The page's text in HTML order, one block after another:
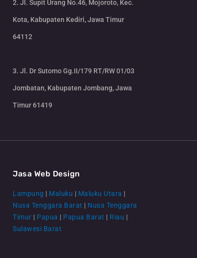
2. Jl. Supit Urang No.46, Mojoroto, Kec.
Kota, Kabupaten Kediri, Jawa Timur
64112
3. Jl. Dr Sutomo Gg.II/179 RT/RW 01/03
Jombatan, Kabupaten Jombang, Jawa
Timur 61419
Jasa Web Design
Lampung | Maluku | Maluku Utara |
Nusa Tenggara Barat | Nusa Tenggara
Timur | Papua | Papua Barat | Riau |
Sulawesi Barat